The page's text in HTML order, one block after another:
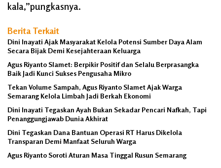
kala,”pungkasnya.
Berita Terkait
Dini Inayati Ajak Masyarakat Kelola Potensi Sumber Daya Alam
Secara Bijak Demi Kesejahteraan Keluarga
Agus Riyanto Slamet: Berpikir Positif dan Selalu Berprasangka
Baik Jadi Kunci Sukses Pengusaha Mikro
Tekan Volume Sampah, Agus Riyanto Slamet Ajak Warga
Semarang Kelola Limbah Jadi Berkah Ekonomi
Dini Inayati Tegaskan Ayah Bukan Sekadar Pencari Nafkah, Tapi
Penanggungjawab Dunia Akhirat
Dini Tegaskan Dana Bantuan Operasi RT Harus Dikelola
Transparan Demi Manfaat Seluruh Warga
Agus Riyanto Soroti Aturan Masa Tinggal Rusun Semarang